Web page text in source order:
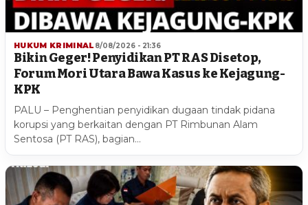
HUKUM KRIMINAL 8/08/2026 - 21:36
Bikin Geger! Penyidikan PT RAS Disetop,
Forum Mori Utara Bawa Kasus ke Kejagung-
KPK
PALU – Penghentian penyidikan dugaan tindak pidana
korupsi yang berkaitan dengan PT Rimbunan Alam
Sentosa (PT RAS), bagian…